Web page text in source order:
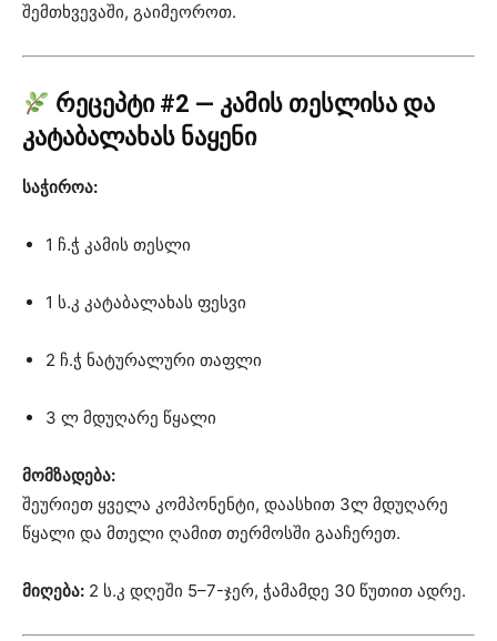
შემთხვევაში, გაიმეოროთ.
რეცეპტი #2 — კამის თესლისა და
კატაბალახას ნაყენი
საჭიროა:
1 ჩ.ჭ კამის თესლი
1 ს.კ კატაბალახას ფესვი
2 ჩ.ჭ ნატურალური თაფლი
3 ლ მდუღარე წყალი
მომზადება:
შეურიეთ ყველა კომპონენტი, დაასხით 3ლ მდუღარე
წყალი და მთელი ღამით თერმოსში გააჩერეთ.
მიღება: 2 ს.კ დღეში 5–7-ჯერ, ჭამამდე 30 წუთით ადრე.